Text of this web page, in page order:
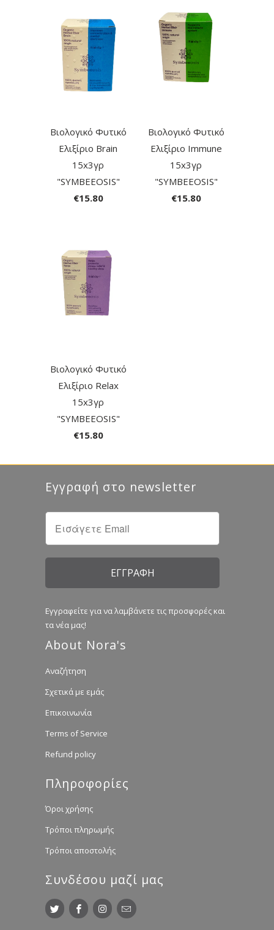
Βιολογικό Φυτικό
Ελιξίριο Brain
15x3γρ
"SYMBEEOSIS"
€15.80
Βιολογικό Φυτικό
Ελιξίριο Immune
15x3γρ
"SYMBEEOSIS"
€15.80
Βιολογικό Φυτικό
Ελιξίριο Relax
15x3γρ
"SYMBEEOSIS"
€15.80
Εγγραφή στο newsletter
Εγγραφείτε για να λαμβάνετε τις προσφορές και
τα νέα μας!
About Nora's
Αναζήτηση
Σχετικά με εμάς
Επικοινωνία
Terms of Service
Refund policy
Πληροφορίες
Όροι χρήσης
Τρόποι πληρωμής
Τρόποι αποστολής
Συνδέσου μαζί μας